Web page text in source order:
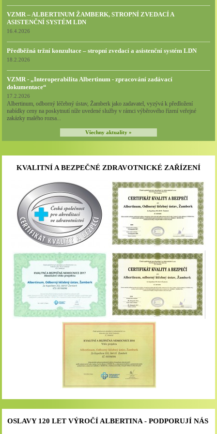
VZMR – ALBERTINUM ŽAMBERK, STROPNÍ ZVEDACÍ A
ASISTENČNÍ SYSTÉM LDN
16.4.2026
Předběžná tržní konzultace – stropní zvedací a asistenční systém LDN
18.2.2026
VZMR - „Interoperabilita Albertinum - zpracování zadávací
dokumentace“
17.2.2026
Albertinum, odborný léčebný ústav, Žamberk jako zadavatel, vyzývá k předložení
nabídky ceny na poskytnutí níže uvedené služby v rámci výběrového řízení veřejné
zakázky malého rozsa...
Všechny aktuality »
KVALITNÍ A BEZPEČNÉ ZDRAVOTNICKÉ ZAŘÍZENÍ
OSLAVY 120 LET VÝROČÍ ALBERTINA - PODPORUJÍ NÁS